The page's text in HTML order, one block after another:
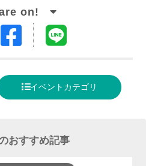
Facebook
る
イベントカテゴリ
おすすめ記事